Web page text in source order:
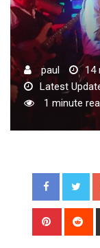
paul
14
Latest
1 minute
Pinterest